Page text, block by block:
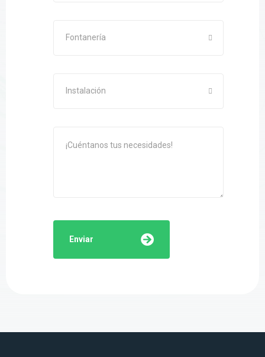
Fontanería
Instalación
Enviar